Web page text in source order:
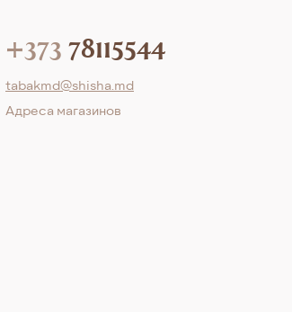
+373 78115544
tabakmd@shisha.md
Aдреса магазинов